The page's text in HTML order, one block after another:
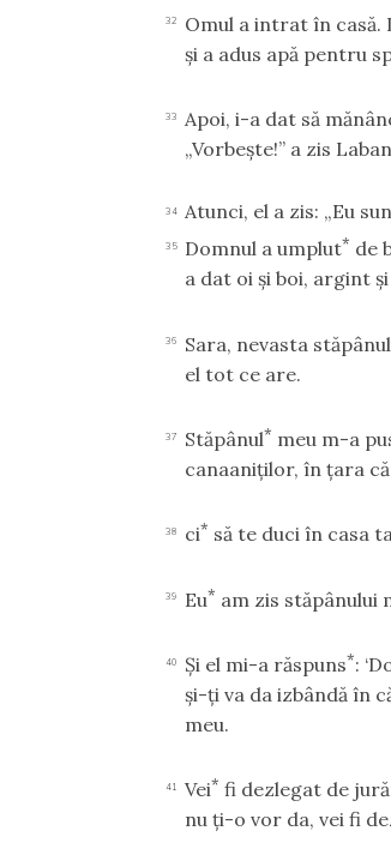
32 Omul a intrat în casă.
şi a adus apă pentru
33 Apoi, i-a dat să
„Vorbeşte!” a zis
34 Atunci, el a zis: „Eu
35 Domnul a umplut* de
a dat oi şi boi, argint
36 Sara, nevasta
el tot ce are.
37 Stăpânul* meu m-a
canaaniţilor, în ţara
38 ci* să te duci în casa
39 Eu* am zis stăpânului
40 Şi el mi-a răspuns*:
şi-ţi va da izbândă în
meu.
41 Vei* fi dezlegat de
nu ţi-o vor da, vei fi